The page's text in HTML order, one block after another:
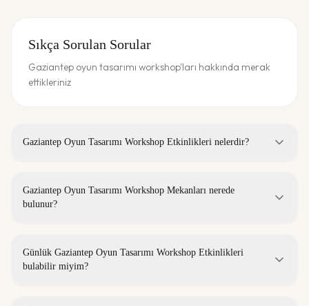
Sıkça Sorulan Sorular
Gaziantep oyun tasarımı workshop'ları hakkında merak
ettikleriniz
Gaziantep Oyun Tasarımı Workshop Etkinlikleri nelerdir?
Gaziantep Oyun Tasarımı Workshop Mekanları nerede
bulunur?
Günlük Gaziantep Oyun Tasarımı Workshop Etkinlikleri
bulabilir miyim?